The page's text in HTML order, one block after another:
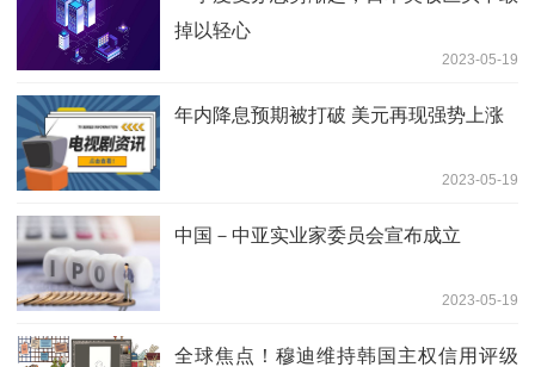
掉以轻心
2023-05-19
年内降息预期被打破 美元再现强势上涨
2023-05-19
中国－中亚实业家委员会宣布成立
2023-05-19
全球焦点！穆迪维持韩国主权信用评级